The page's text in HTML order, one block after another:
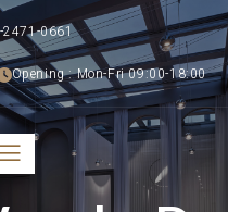
2471-0661
Opening : Mon-Fri 09:00-18:00